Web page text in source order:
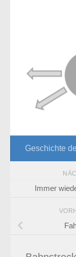
Zum Inhalt
Geschichte
Immer